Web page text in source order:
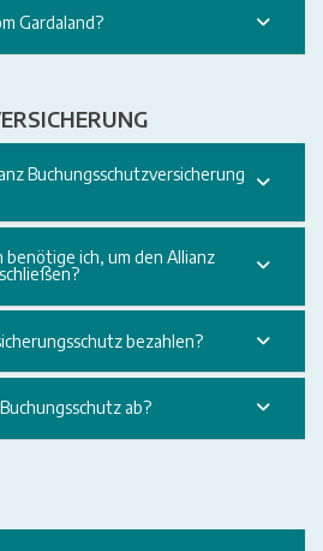
Gardaland?
Buchungsschutzversicherung
ich, um den Allianz
bezahlen?
ab?